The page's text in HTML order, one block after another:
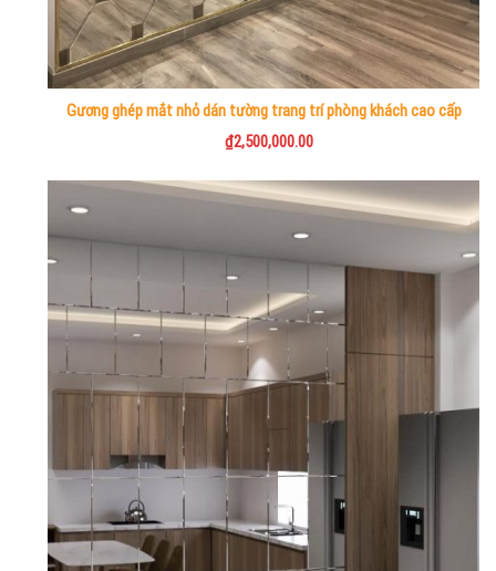
Gương ghép mắt nhỏ dán tường trang trí phòng khách cao cấp
₫2,500,000.00